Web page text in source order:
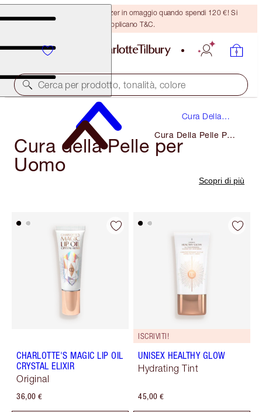
Ricevi un pennello per bronzer in omaggio quando spendi 120 €! Si
applicano T&C.
Cerca per prodotto, tonalità, colore
Cura Della
Cura Della Pelle Per
Uomo
Cura della Pelle per
Uomo
Scopri di più
CHARLOTTE'S MAGIC LIP OIL
CRYSTAL ELIXIR
Original
36,00 €
ISCRIVITI!
UNISEX HEALTHY GLOW
Hydrating Tint
45,00 €